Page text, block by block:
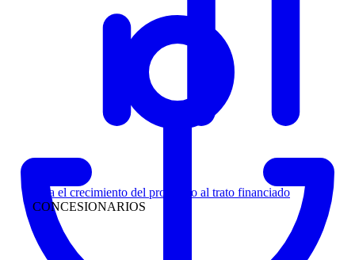
Siga el crecimiento del prospecto al trato financiado
CONCESIONARIOS